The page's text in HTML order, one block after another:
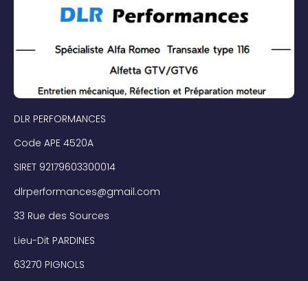
DLR PERFORMANCES
Code APE 4520A
SIRET 92179603300014
dlrperformances@gmail.com
33 Rue des Sources
Lieu-Dit PARDINES
63270 PIGNOLS